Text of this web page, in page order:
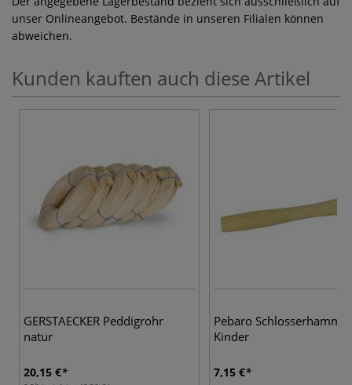
unser Onlineangebot. Bestände in unseren Filialen können
abweichen.
Kunden kauften auch diese Artikel
GERSTAECKER Peddigrohr
natur
20,15 €
Pebaro
Kinder
7,15 €